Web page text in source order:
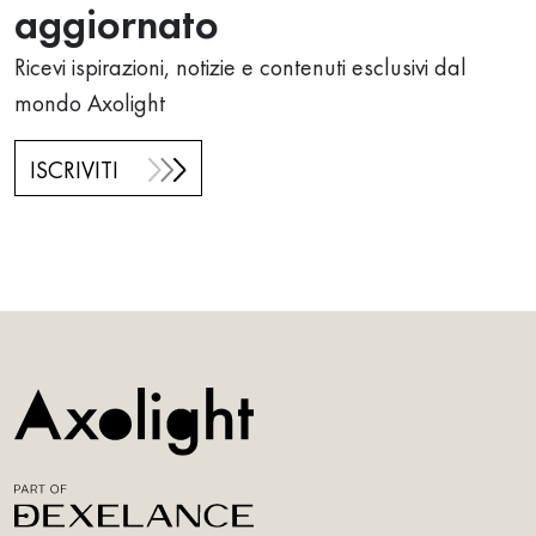
aggiornato
Ricevi ispirazioni, notizie e contenuti esclusivi dal
mondo Axolight
ISCRIVITI